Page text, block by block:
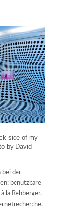
side of my
by David
bei der
benutzbare
la Rehberger.